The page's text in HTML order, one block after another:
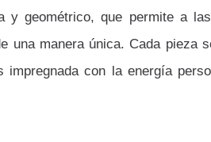
y geométrico, que permite a
una manera única. Cada pieza
con la energía